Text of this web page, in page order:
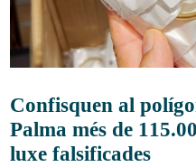
Confisquen al
Palma més de
luxe falsificades